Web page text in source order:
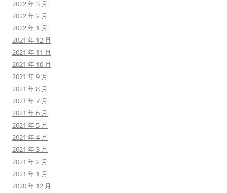
2022 年 3 月
2022 年 2 月
2022 年 1 月
2021 年 12 月
2021 年 11 月
2021 年 10 月
2021 年 9 月
2021 年 8 月
2021 年 7 月
2021 年 6 月
2021 年 5 月
2021 年 4 月
2021 年 3 月
2021 年 2 月
2021 年 1 月
2020 年 12 月